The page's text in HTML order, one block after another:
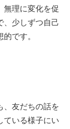
無理に変化を促
、少しずつ自己
です。
、友だちの話を
ている様子にい